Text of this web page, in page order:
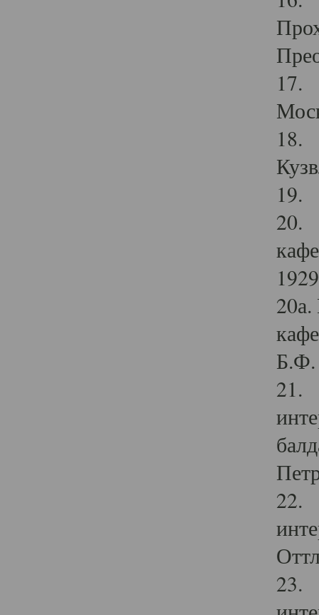
17.
18.
19.
20.
Б.Ф.
21.
22.
23.